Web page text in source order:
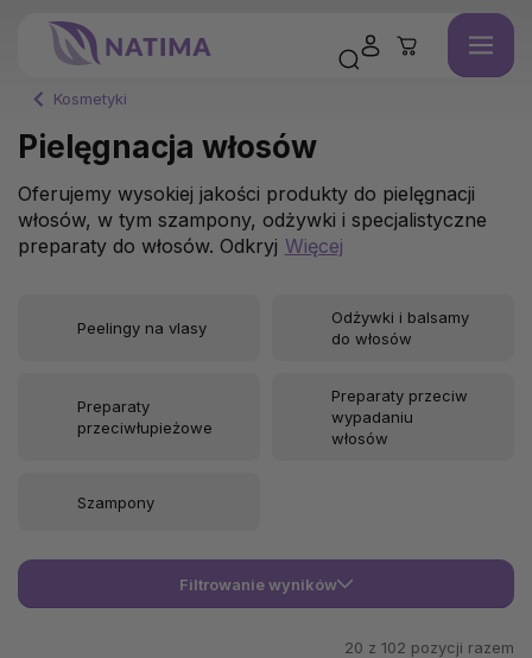
Kosmetyki
Pielęgnacja włosów
Oferujemy wysokiej jakości produkty do pielęgnacji
włosów, w tym szampony, odżywki i specjalistyczne
preparaty do włosów. Odkryj Więcej
Peelingy na vlasy
Odżywki i balsamy
do włosów
Preparaty
przeciwłupieżowe
Preparaty przeciw
wypadaniu
włosów
Szampony
Filtrowanie wyników
20 z 102 pozycji razem